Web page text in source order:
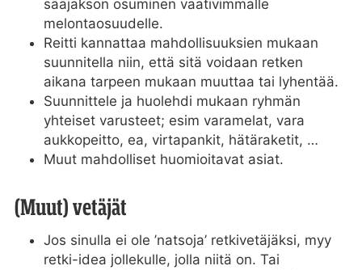
sääjakson osuminen vaativimmalle
melontaosuudelle.
Reitti kannattaa mahdollisuuksien mukaan
suunnitella niin, että sitä voidaan retken
aikana tarpeen mukaan muuttaa tai lyhentää.
Suunnittele ja huolehdi mukaan ryhmän
yhteiset varusteet; esim varamelat, vara
aukkopeitto, ea, virtapankit, hätäraketit, …
Muut mahdolliset huomioitavat asiat.
(Muut) vetäjät
Jos sinulla ei ole ’natsoja’ retkivetäjäksi, myy
retki-idea jollekulle, jolla niitä on. Tai